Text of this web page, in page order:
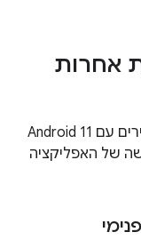
אחרות
כדי להגן על פרטיות המשתמשים, במכשירים עם Android 11
של האפליקציה